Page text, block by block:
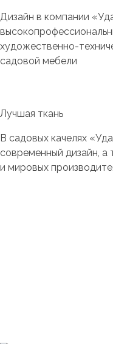
Дизайн в компании
художественно-
садовой мебели
Лучшая ткань
В садовых качелях
современный дизайн, а
и мировых